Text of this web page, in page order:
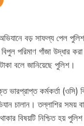
অভিযানে বড় সাফল্য পেল
পরিমাণ গাঁজা উদ্ধার
বলে জানিয়েছে পুলিশ।
ভারপ্রাপ্ত কর্মকর্তা
চালান। তল্লাশির সময়
বিষয়টি নিশ্চিত হয়